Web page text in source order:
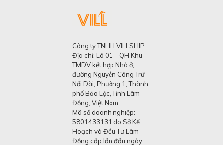
Công ty TNHH VILLSHIP
Địa chỉ: Lô 01 – QH Khu
TMDV kết hợp Nhà ở,
đường Nguyễn Công Trứ
Nối Dài, Phường 1, Thành
phố Bảo Lộc, Tỉnh Lâm
Đồng, Việt Nam
Mã số doanh nghiệp:
5801433131 do Sở Kế
Hoạch và Đầu Tư Lâm
Đồng cấp lần đầu ngày